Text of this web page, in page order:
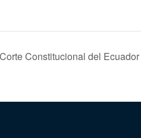
Constitucional del Ecuador